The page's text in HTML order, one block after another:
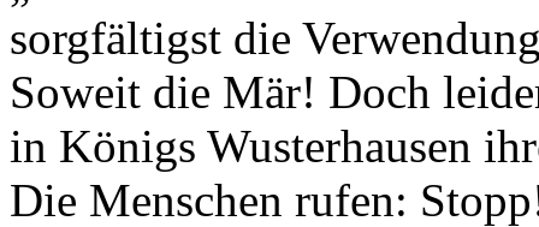
sorgfältigst die
Soweit die Mär! Doch
in Königs Wusterhausen
Die Menschen rufen: